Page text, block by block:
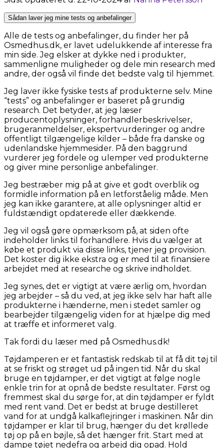
Sådan laver jeg mine tests og anbefalinger
Alle de tests og anbefalinger, du finder her på
Osmedhus.dk, er lavet udelukkende af interesse fra
min side. Jeg elsker at dykke ned i produkter,
sammenligne muligheder og dele min research med
andre, der også vil finde det bedste valg til hjemmet.
Jeg laver ikke fysiske tests af produkterne selv. Mine
“tests” og anbefalinger er baseret på grundig
research. Det betyder, at jeg læser
producentoplysninger, forhandlerbeskrivelser,
brugeranmeldelser, ekspertvurderinger og andre
offentligt tilgængelige kilder – både fra danske og
udenlandske hjemmesider. På den baggrund
vurderer jeg fordele og ulemper ved produkterne
og giver mine personlige anbefalinger.
Jeg bestræber mig på at give et godt overblik og
formidle information på en letforståelig måde. Men
jeg kan ikke garantere, at alle oplysninger altid er
fuldstændigt opdaterede eller dækkende.
Jeg vil også gøre opmærksom på, at siden ofte
indeholder links til forhandlere. Hvis du vælger at
købe et produkt via disse links, tjener jeg provision.
Det koster dig ikke ekstra og er med til at finansiere
arbejdet med at researche og skrive indholdet.
Jeg synes, det er vigtigt at være ærlig om, hvordan
jeg arbejder – så du ved, at jeg ikke selv har haft alle
produkterne i hænderne, men i stedet samler og
bearbejder tilgængelig viden for at hjælpe dig med
at træffe et informeret valg.
Tak fordi du læser med på Osmedhus.dk!
Tøjdamperen er et fantastisk redskab til at få dit tøj til
at se friskt og strøget ud på ingen tid. Når du skal
bruge en tøjdamper, er det vigtigt at følge nogle
enkle trin for at opnå de bedste resultater. Først og
fremmest skal du sørge for, at din tøjdamper er fyldt
med rent vand. Det er bedst at bruge destilleret
vand for at undgå kalkaflejringer i maskinen. Når din
tøjdamper er klar til brug, hænger du det krøllede
tøj op på en bøjle, så det hænger frit. Start med at
dampe tøjet nedefra og arbejd dig opad. Hold